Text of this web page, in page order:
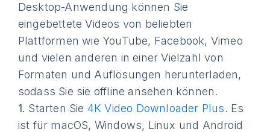
Desktop-Anwendung können Sie
eingebettete Videos von beliebten
Plattformen wie YouTube, Facebook, Vimeo
und vielen anderen in einer Vielzahl von
Formaten und Auflösungen herunterladen,
sodass Sie sie offline ansehen können.
1. Starten Sie 4K Video Downloader Plus. Es
ist für macOS, Windows, Linux und Android